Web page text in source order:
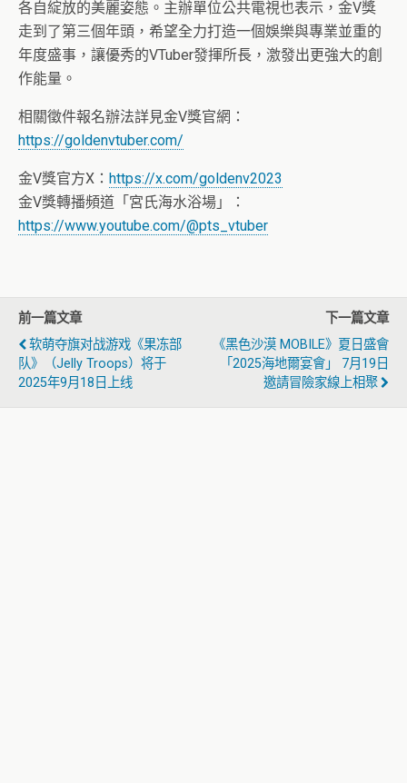
各自綻放的美麗姿態。主辦單位公共電視也表示，金V獎
走到了第三個年頭，希望全力打造一個娛樂與專業並重的
年度盛事，讓優秀的VTuber發揮所長，激發出更強大的創
作能量。
相關徵件報名辦法詳見金V獎官網：
https://goldenvtuber.com/
金V獎官方X： https://x.com/goldenv2023
金V獎轉播頻道「宮氏海水浴場」：
https://www.youtube.com/@pts_vtuber
前一篇文章
软萌夺旗对战游戏《果冻部
队》（Jelly Troops）将于
2025年9月18日上线
下一篇文章
《黑色沙漠 MOBILE》夏日盛會
「2025海地爾宴會」 7月19日
邀請冒險家線上相聚